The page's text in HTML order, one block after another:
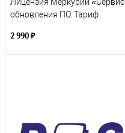
Лицензия Меркурий «Сервис
обновления ПО. Тариф
2 990 ₽